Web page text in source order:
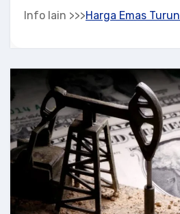
Info lain >>>Harga Emas